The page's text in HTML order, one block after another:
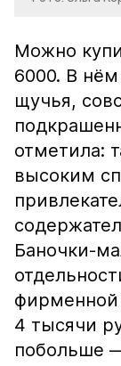
Можно
6000. В
щучья,
отметила:
высоким
Баночки-
фирменной
4 тысячи
побольше